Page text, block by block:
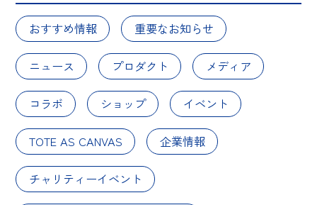
おすすめ情報 重要なお知らせ
ニュース プロダクト メディア
コラボ ショップ イベント
TOTE AS CANVAS 企業情報
チャリティーイベント